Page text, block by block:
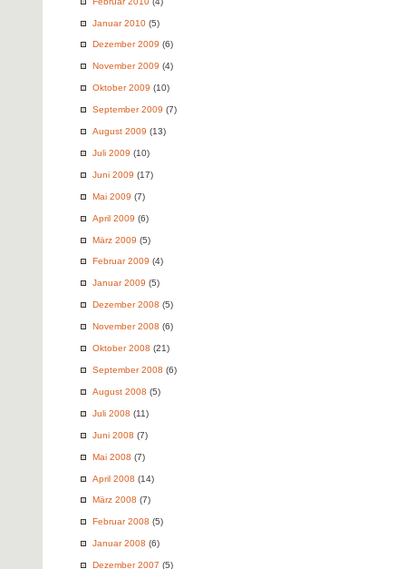
Januar 2010 (5)
Dezember 2009 (6)
November 2009 (4)
Oktober 2009 (10)
September 2009 (7)
August 2009 (13)
Juli 2009 (10)
Juni 2009 (17)
Mai 2009 (7)
April 2009 (6)
März 2009 (5)
Februar 2009 (4)
Januar 2009 (5)
Dezember 2008 (5)
November 2008 (6)
Oktober 2008 (21)
September 2008 (6)
August 2008 (5)
Juli 2008 (11)
Juni 2008 (7)
Mai 2008 (7)
April 2008 (14)
März 2008 (7)
Februar 2008 (5)
Januar 2008 (6)
Dezember 2007 (5)